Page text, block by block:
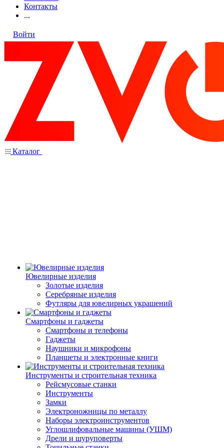
Контакты
...
Войти
Каталог
Ювелирные изделия
Золотые изделия
Серебряные изделия
Футляры для ювелирных украшений
Смартфоны и гаджеты
Смартфоны и телефоны
Гаджеты
Наушники и микрофоны
Планшеты и электронные книги
Инструменты и строительная техника
Рейсмусовые станки
Инструменты
Замки
Электроножницы по металлу
Наборы электроинструментов
Углошлифовальные машины (УШМ)
Дрели и шуруповерты